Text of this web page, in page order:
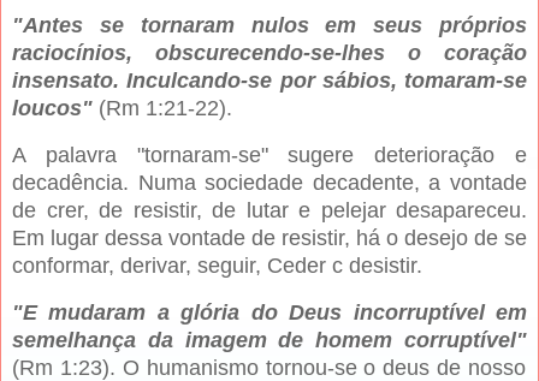
"Antes se tornaram nulos em seus próprios
raciocínios, obscurecendo-se-lhes o coração
insensato. Inculcando-se por sábios, tomaram-se
loucos" (Rm 1:21-22).
A palavra "tornaram-se" sugere deterioração e
decadência. Numa sociedade decadente, a vontade
de crer, de resistir, de lutar e pelejar desapareceu.
Em lugar dessa vontade de resistir, há o desejo de se
conformar, derivar, seguir, Ceder c desistir.
"E mudaram a glória do Deus incorruptível em
semelhança da imagem de homem corruptível"
(Rm 1:23). O humanismo tornou-se o deus de nosso